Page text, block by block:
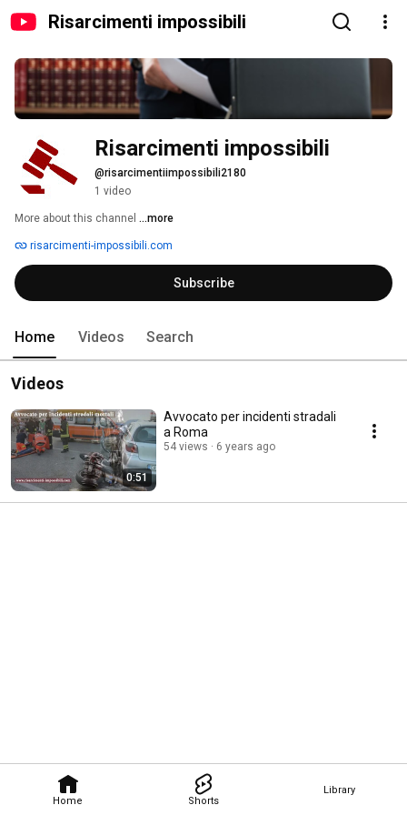
Risarcimenti impossibili
Home Shorts
Library
Risarcimenti impossibili
@risarcimentiimpossibili2180
1 video
More about this channel ...more
risarcimenti-impossibili.com
Subscribe
Home Videos Search
Videos
0:51
Avvocato per incidenti stradali
a Roma
54 views 6 years ago